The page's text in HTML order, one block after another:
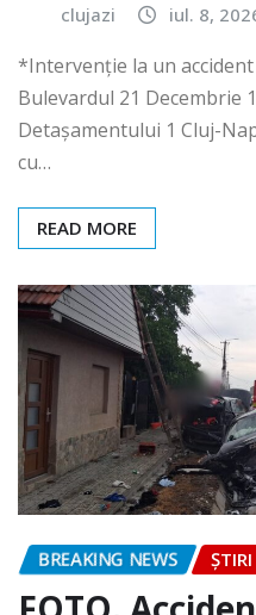
clujazi iul. 8,
*Intervenție la un
Bulevardul 21 Decembrie
Detașamentului 1 Cluj-
cu…
READ MORE
BREAKING NEWS